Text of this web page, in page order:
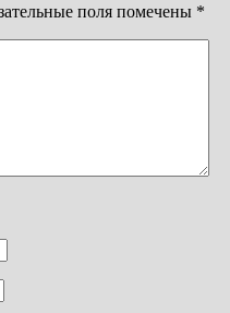
поля помечены *